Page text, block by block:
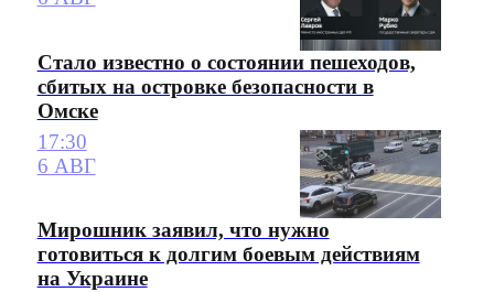
Стало известно о состоянии пешеходов,
сбитых на островке безопасности в
Омске
17:30
6 АВГ
Мирошник заявил, что нужно
готовиться к долгим боевым действиям
на Украине